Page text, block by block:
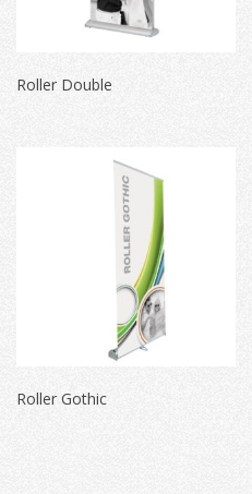
Roller Double
Roller Gothic